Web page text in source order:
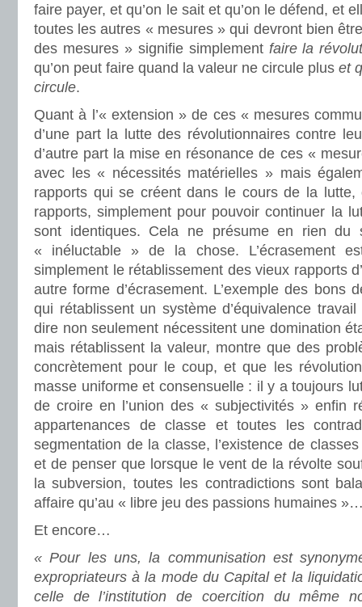
faire payer, et qu’on le sait et qu’on le défend, et
toutes les autres « mesures » qui devront bien
des mesures » signifie simplement faire la
qu’on peut faire quand la valeur ne circule plus et
circule.
Quant à l’« extension » de ces « mesures
d’une part la lutte des révolutionnaires contre
d’autre part la mise en résonance de ces «
avec les « nécessités matérielles » mais
rapports qui se créent dans le cours de la lutte,
rapports, simplement pour pouvoir continuer la
sont identiques. Cela ne présume en rien du
« inéluctable » de la chose. L’écrasement
simplement le rétablissement des vieux rapports
autre forme d’écrasement. L’exemple des bons
qui rétablissent un système d’équivalence travail
dire non seulement nécessitent une domination
mais rétablissent la valeur, montre que des
concrètement pour le coup, et que les
masse uniforme et consensuelle : il y a toujours
de croire en l’union des « subjectivités » enfin
appartenances de classe et toutes les
segmentation de la classe, l’existence de
et de penser que lorsque le vent de la révolte
la subversion, toutes les contradictions sont
affaire qu’au « libre jeu des passions humaines
Et encore…
« Pour les uns, la communisation est
expropriateurs à la mode du Capital et la
celle de l’institution de coercition du même